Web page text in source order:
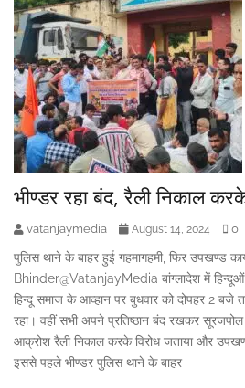
भीण्डर रहा बंद, रैली निकाल
vatanjaymedia August 14, 2024 0
पुलिस थाने के बाहर हुई गहमागहमी, फिर उपखण्ड
Bhinder@VatanjayMedia बांग्लादेश में हिन्दूओं
हिन्दू समाज के आव्हान पर बुधवार को दोपहर 2 बजे
रहा। वहीं सभी अपने प्रतिष्ठान बंद रखकर
आक्रोश रैली निकाल करके विरोध जताया और उपखण्ड
इससे पहले भीण्डर पुलिस थाने के बाहर